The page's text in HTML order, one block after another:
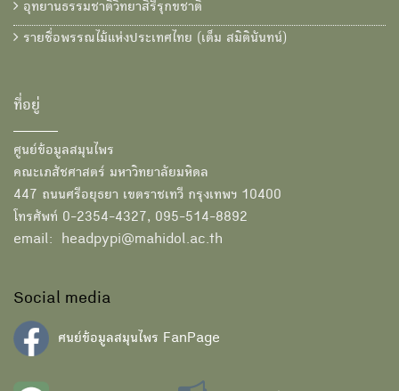
อุทยานธรรมชาติวิทยาสิรีรุกขชาติ
รายชื่อพรรณไม้แห่งประเทศไทย (เต็ม สมิตินันทน์)
ที่อยู่
ศูนย์ข้อมูลสมุนไพร
คณะเภสัชศาสตร์ มหาวิทยาลัยมหิดล
447 ถนนศรีอยุธยา เขตราชเทวี กรุงเทพฯ 10400
โทรศัพท์ 0-2354-4327, 095-514-8892
email: headpypi@mahidol.ac.th
Social media
ศนย์ข้อมูลสมุนไพร FanPage